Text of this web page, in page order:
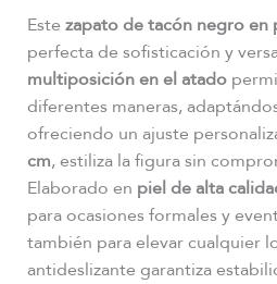
Este zapato de tacón negro en
perfecta de sofisticación y
multiposición en el atado
diferentes maneras,
ofreciendo un ajuste
cm, estiliza la figura sin
Elaborado en piel de alta
para ocasiones formales y
también para elevar cualquier
antideslizante garantiza